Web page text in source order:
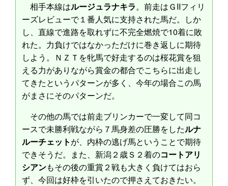
相手本線はルージュラナキラ。前走はＧIIフィリ
ーズレビューで１番人気に支持された馬だ。しか
し、直線で進路を取れずに不完全燃焼で10着に敗
れた。力負けではなかっただけに巻き返しに期待
しよう。ＮＺＴを牝馬で好走するのは桜花賞を狙
える力がありながら賞金の都合でこちらに出走し
てきたというパターンが多く、今年の場合この馬
がまさにそのパターンだ。
その他の馬では前走ブリンカーで一変して同コ
ースで未勝利戦ながら７馬身差の圧勝をしたルナ
ルーチェットが、内枠の逃げ馬ということで期待
できそうだ。また、新潟２歳Ｓ２着のコートアリ
シアンもその後の重賞２戦も大きく負けてはおら
ず、今回は好枠を引いたので押さえておきたい。